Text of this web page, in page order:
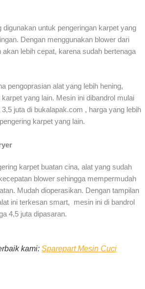
digunakan untuk pengeringan karpet yang
Dengan menggunakan blower dari
akan lebih cepat, karena sudah bertenaga
pengoprasian alat yang lebih hening,
yang lain. Mesin ini dibandrol mulai
juta di bukalapak.com , harga yang lebih
karpet yang lain.
karpet buatan cina, alat yang sudah
blower sehingga mempermudah
Mudah dioperasikan. Dengan tampilan
ini terkesan smart, mesin ini di bandrol
4,5 juta dipasaran.
kami:Sparepart Mesin Cuci